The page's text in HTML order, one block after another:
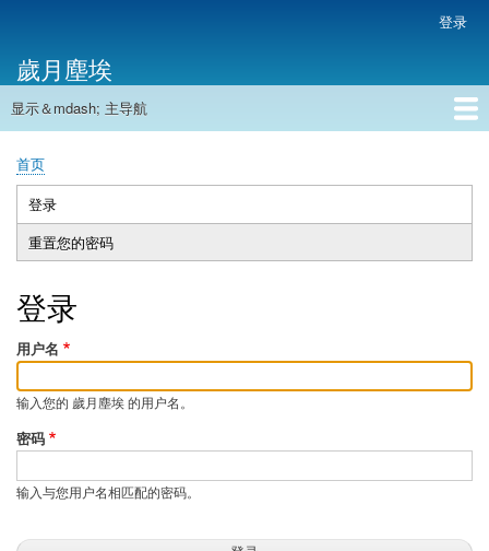
主
内
帐
户
菜
单
登录
歲月塵埃
主
航
显示＆mdash; 主导航
首页
面
包
屑
首页
主
标
登录
动
标
重置您的密码
登录
用户名
输入您的 歲月塵埃 的用户名。
密码
输入与您用户名相匹配的密码。